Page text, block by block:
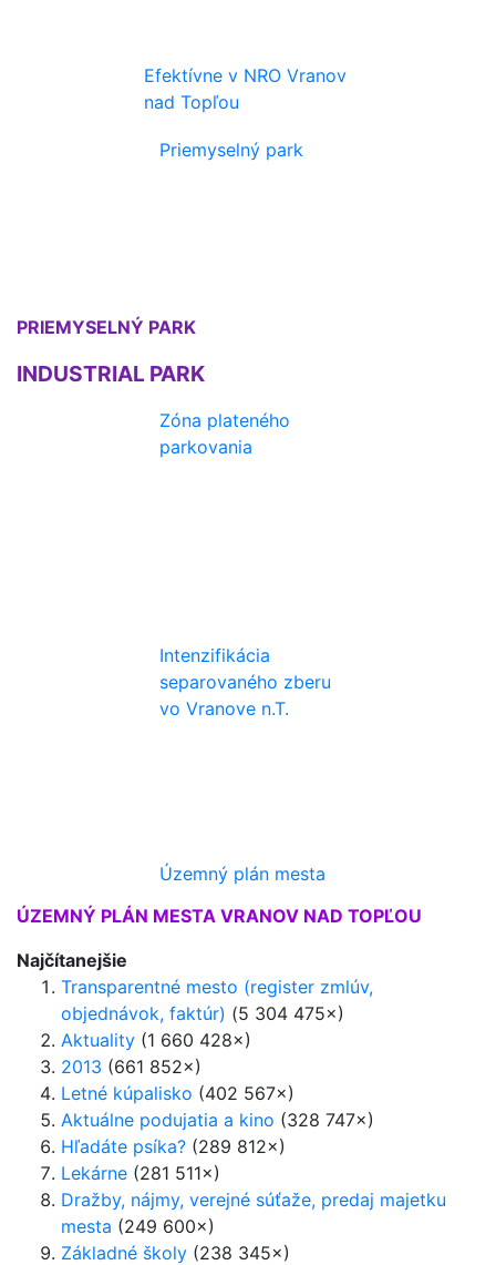
Efektívne v NRO Vranov
nad Topľou
Priemyselný park
PRIEMYSELNÝ PARK
INDUSTRIAL PARK
Zóna plateného
parkovania
Intenzifikácia
separovaného zberu
vo Vranove n.T.
Územný plán mesta
ÚZEMNÝ PLÁN MESTA VRANOV NAD TOPĽOU
Najčítanejšie
Transparentné mesto (register zmlúv,
objednávok, faktúr) (5 304 475×)
Aktuality (1 660 428×)
2013 (661 852×)
Letné kúpalisko (402 567×)
Aktuálne podujatia a kino (328 747×)
Hľadáte psíka? (289 812×)
Lekárne (281 511×)
Dražby, nájmy, verejné súťaže, predaj majetku
mesta (249 600×)
Základné školy (238 345×)